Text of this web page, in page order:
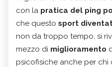
con la pratica del ping
che questo sport
non da troppo tempo, si
mezzo di miglioramento
psicofisiche anche per chi